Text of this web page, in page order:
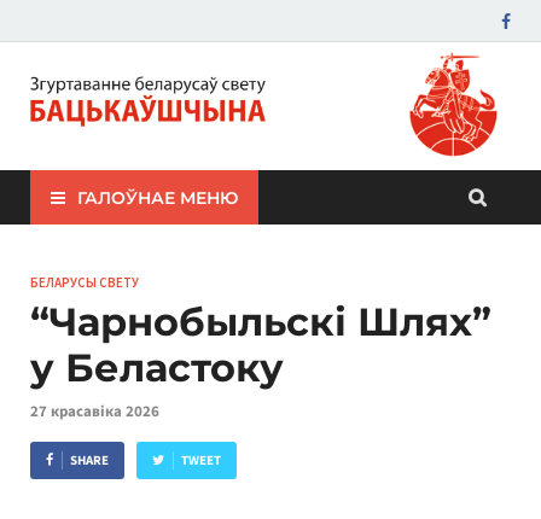
ЗБС "Бацькаўшчына"
ГАЛОЎНАЕ МЕНЮ
БЕЛАРУСЫ СВЕТУ
“Чарнобыльскі Шлях”
у Беластоку
27 красавіка 2026
SHARE TWEET